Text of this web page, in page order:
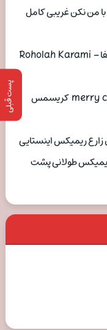
پست قبلی
من نکن غریبی کامل
دانلود آهنگ جدید روح الله کرمی به نام آلفا Roholah Karami –
دانلود آهنگ مری کریسمس merry christmas کریسمس
ریمیکس اینستایی
طولانی پشت